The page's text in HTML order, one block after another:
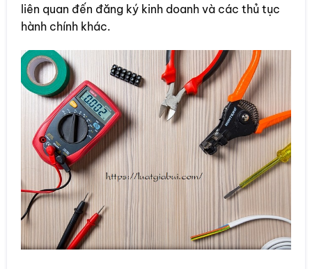
liên quan đến đăng ký kinh doanh và các thủ tục
hành chính khác.